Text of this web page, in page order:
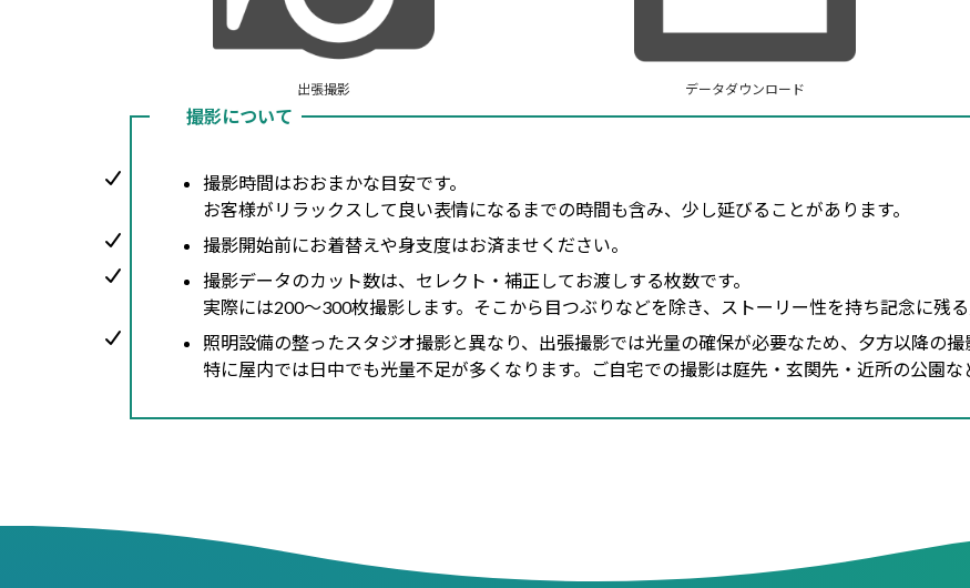
出張撮影 データダウンロード
撮影について
撮影時間はおおまかな目安です。
お客様がリラックスして良い表情になるまでの時間も含み、少し延びることがあります。
撮影開始前にお着替えや身支度はお済ませください。
撮影データのカット数は、セレクト・補正してお渡しする枚数です。
実際には200〜300枚撮影します。そこから目つぶりなどを除き、ストーリー性を持ち記念に残
照明設備の整ったスタジオ撮影と異なり、出張撮影では光量の確保が必要なため、夕方以降の撮
特に屋内では日中でも光量不足が多くなります。ご自宅での撮影は庭先・玄関先・近所の公園な